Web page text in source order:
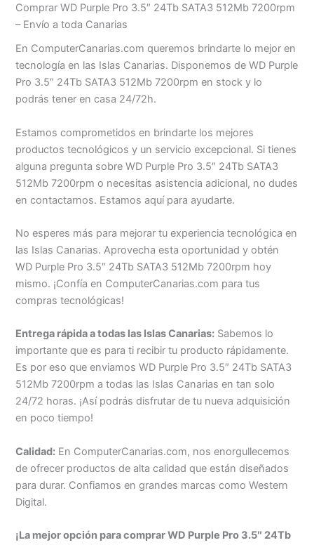
Comprar WD Purple Pro 3.5″ 24Tb SATA3 512Mb 7200rpm
– Envío a toda Canarias
En ComputerCanarias.com queremos brindarte lo mejor en
tecnología en las Islas Canarias. Disponemos de WD Purple
Pro 3.5″ 24Tb SATA3 512Mb 7200rpm en stock y lo
podrás tener en casa 24/72h.
Estamos comprometidos en brindarte los mejores
productos tecnológicos y un servicio excepcional. Si tienes
alguna pregunta sobre WD Purple Pro 3.5″ 24Tb SATA3
512Mb 7200rpm o necesitas asistencia adicional, no dudes
en contactarnos. Estamos aquí para ayudarte.
No esperes más para mejorar tu experiencia tecnológica en
las Islas Canarias. Aprovecha esta oportunidad y obtén
WD Purple Pro 3.5″ 24Tb SATA3 512Mb 7200rpm hoy
mismo. ¡Confía en ComputerCanarias.com para tus
compras tecnológicas!
Entrega rápida a todas las Islas Canarias: Sabemos lo
importante que es para ti recibir tu producto rápidamente.
Es por eso que enviamos WD Purple Pro 3.5″ 24Tb SATA3
512Mb 7200rpm a todas las Islas Canarias en tan solo
24/72 horas. ¡Así podrás disfrutar de tu nueva adquisición
en poco tiempo!
Calidad: En ComputerCanarias.com, nos enorgullecemos
de ofrecer productos de alta calidad que están diseñados
para durar. Confiamos en grandes marcas como Western
Digital.
¡La mejor opción para comprar WD Purple Pro 3.5″ 24Tb